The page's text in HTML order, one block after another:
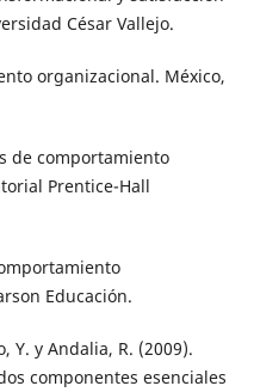
César Vallejo.
organizacional. México,
de comportamiento
Prentice-Hall
Educación.
Y. y Andalia, R. (2009).
componentes esenciales